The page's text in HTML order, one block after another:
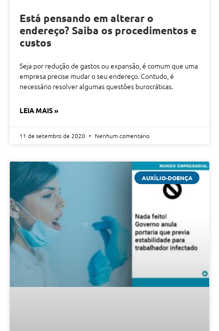
Está pensando em alterar o
endereço? Saiba os procedimentos e
custos
Seja por redução de gastos ou expansão, é comum que uma
empresa precise mudar o seu endereço. Contudo, é
necessário resolver algumas questões burocráticas.
LEIA MAIS »
11 de setembro de 2020 Nenhum comentário
AUXÍLIO-DOENÇA